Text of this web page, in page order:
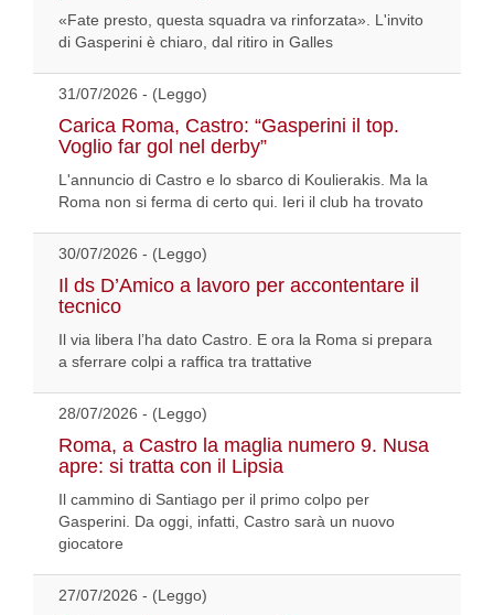
«Fate presto, questa squadra va rinforzata». L'invito
di Gasperini è chiaro, dal ritiro in Galles
31/07/2026 - (Leggo)
Carica Roma, Castro: “Gasperini il top.
Voglio far gol nel derby”
L'annuncio di Castro e lo sbarco di Koulierakis. Ma la
Roma non si ferma di certo qui. Ieri il club ha trovato
30/07/2026 - (Leggo)
Il ds D’Amico a lavoro per accontentare il
tecnico
Il via libera l’ha dato Castro. E ora la Roma si prepara
a sferrare colpi a raffica tra trattative
28/07/2026 - (Leggo)
Roma, a Castro la maglia numero 9. Nusa
apre: si tratta con il Lipsia
Il cammino di Santiago per il primo colpo per
Gasperini. Da oggi, infatti, Castro sarà un nuovo
giocatore
27/07/2026 - (Leggo)